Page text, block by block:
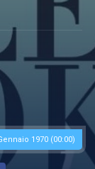
1970 (00:00)